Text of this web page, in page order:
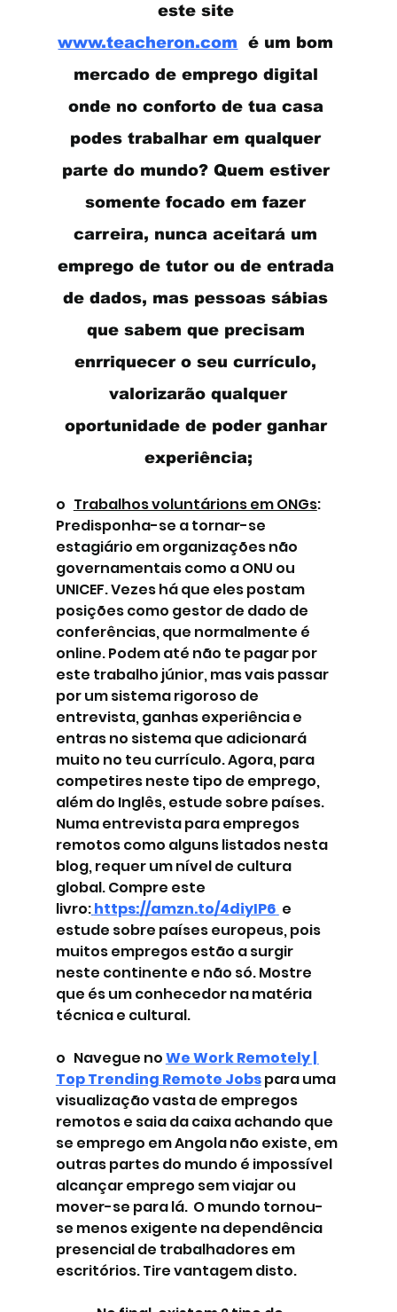
este site
www.teacheron.com é um bom
mercado de emprego digital
onde no conforto de tua casa
podes trabalhar em qualquer
parte do mundo? Quem estiver
somente focado em fazer
carreira, nunca aceitará um
emprego de tutor ou de entrada
de dados, mas pessoas sábias
que sabem que precisam
enrriquecer o seu currículo,
valorizarão qualquer
oportunidade de poder ganhar
experiência;
o Trabalhos voluntárions em ONGs:
Predisponha-se a tornar-se
estagiário em organizações não
governamentais como a ONU ou
UNICEF. Vezes há que eles postam
posições como gestor de dado de
conferências, que normalmente é
online. Podem até não te pagar por
este trabalho júnior, mas vais passar
por um sistema rigoroso de
entrevista, ganhas experiência e
entras no sistema que adicionará
muito no teu currículo. Agora, para
competires neste tipo de emprego,
além do Inglês, estude sobre países.
Numa entrevista para empregos
remotos como alguns listados nesta
blog, requer um nível de cultura
global. Compre este
livro:https://amzn.to/4diyIP6 e
estude sobre países europeus, pois
muitos empregos estão a surgir
neste continente e não só. Mostre
que és um conhecedor na matéria
técnica e cultural.
o   Navegue no We Work Remotely |
Top Trending Remote Jobs para uma
visualização vasta de empregos
remotos e saia da caixa achando que
se emprego em Angola não existe, em
outras partes do mundo é impossível
alcançar emprego sem viajar ou
mover-se para lá.  O mundo tornou-
se menos exigente na dependência
presencial de trabalhadores em
escritórios. Tire vantagem disto.